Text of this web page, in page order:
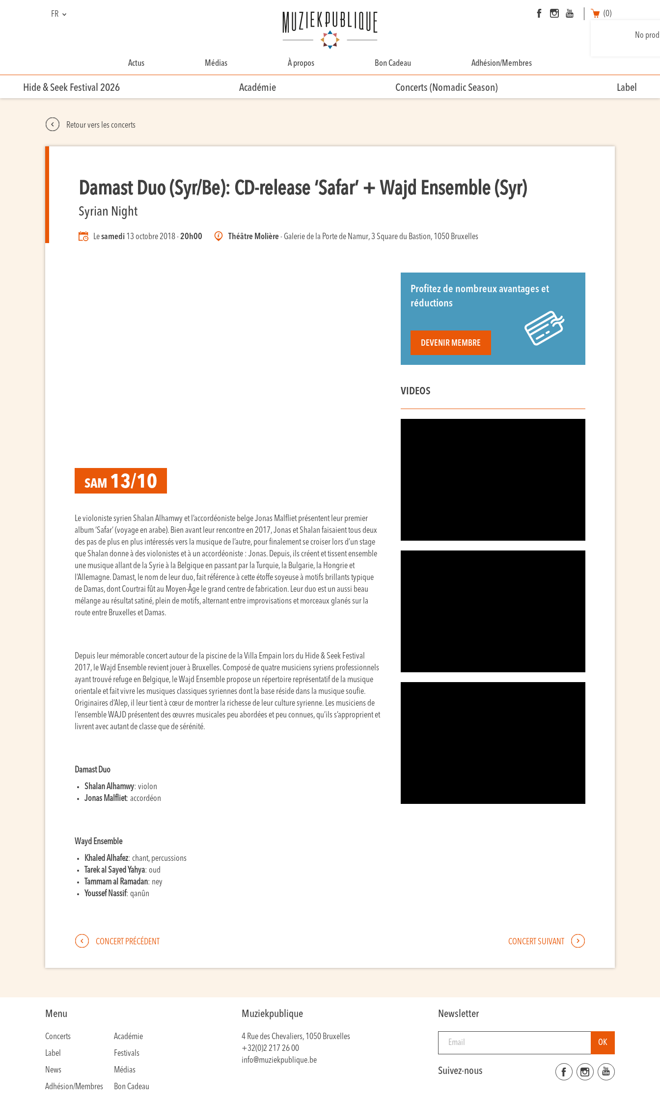
FR (0)
No
Actus Médias À propos
Contact
Bon Cadeau Adhésion/Membres
Hide & Seek Festival 2026 Académie Concerts (Nomadic Season) Label
Retour vers les concerts
Damast Duo (Syr/Be): CD-release ‘Safar’ + Wajd Ensemble (Syr)
Syrian Night
Lesamedi 13 octobre 2018 -20h00 Théâtre Molière- Galerie de la Porte de Namur, 3 Square du Bastion, 1050 Bruxelles
SAM 13/10
Le violoniste syrien Shalan Alhamwy et l’accordéoniste belge Jonas Malfliet présentent leur premier
album ‘Safar’ (voyage en arabe). Bien avant leur rencontre en 2017, Jonas et Shalan faisaient tous deux
des pas de plus en plus intéressés vers la musique de l’autre, pour finalement se croiser lors d’un stage
que Shalan donne à des violonistes et à un accordéoniste : Jonas. Depuis, ils créent et tissent ensemble
une musique allant de la Syrie à la Belgique en passant par la Turquie, la Bulgarie, la Hongrie et
l’Allemagne. Damast, le nom de leur duo, fait référence à cette étoffe soyeuse à motifs brillants typique
de Damas, dont Courtrai fût au Moyen-Âge le grand centre de fabrication. Leur duo est un aussi beau
mélange au résultat satiné, plein de motifs, alternant entre improvisations et morceaux glanés sur la
route entre Bruxelles et Damas.
Depuis leur mémorable concert autour de la piscine de la Villa Empain lors du Hide & Seek Festival
2017, le Wajd Ensemble revient jouer à Bruxelles. Composé de quatre musiciens syriens professionnels
ayant trouvé refuge en Belgique, le Wajd Ensemble propose un répertoire représentatif de la musique
orientale et fait vivre les musiques classiques syriennes dont la base réside dans la musique soufie.
Originaires d’Alep, il leur tient à cœur de montrer la richesse de leur culture syrienne. Les musiciens de
l’ensemble WAJD présentent des œuvres musicales peu abordées et peu connues, qu’ils s’approprient et
livrent avec autant de classe que de sérénité.
Damast Duo
Shalan Alhamwy: violon
Jonas Malfliet: accordéon
Wayd Ensemble
Khaled Alhafez: chant, percussions
Tarek al Sayed Yahya: oud
Tammam al Ramadan: ney
Youssef Nassif: qanûn
Profitez de nombreux avantages et
réductions
DEVENIR MEMBRE
VIDEOS
CONCERT PRÉCÉDENT CONCERT SUIVANT
Menu
Concerts
Académie
Label
Festivals
News
Médias
Adhésion/Membres
Bon Cadeau
Muziekpublique
4 Rue des Chevaliers, 1050 Bruxelles
+32(0)2 217 26 00
info@muziekpublique.be
Newsletter
Suivez-nous